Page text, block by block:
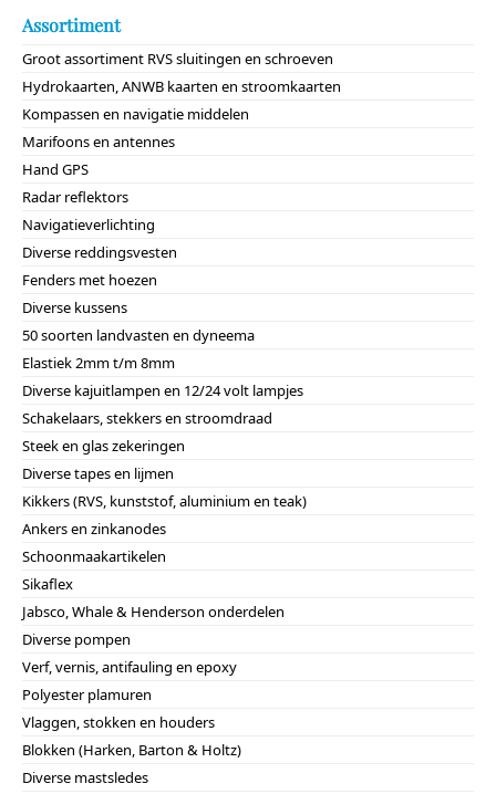
Assortiment
Groot assortiment RVS sluitingen en schroeven
Hydrokaarten, ANWB kaarten en stroomkaarten
Kompassen en navigatie middelen
Marifoons en antennes
Hand GPS
Radar reflektors
Navigatieverlichting
Diverse reddingsvesten
Fenders met hoezen
Diverse kussens
50 soorten landvasten en dyneema
Elastiek 2mm t/m 8mm
Diverse kajuitlampen en 12/24 volt lampjes
Schakelaars, stekkers en stroomdraad
Steek en glas zekeringen
Diverse tapes en lijmen
Kikkers (RVS, kunststof, aluminium en teak)
Ankers en zinkanodes
Schoonmaakartikelen
Sikaflex
Jabsco, Whale & Henderson onderdelen
Diverse pompen
Verf, vernis, antifauling en epoxy
Polyester plamuren
Vlaggen, stokken en houders
Blokken (Harken, Barton & Holtz)
Diverse mastsledes